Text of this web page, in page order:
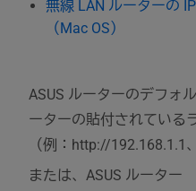
無線 LAN ルーターの
（Mac OS）
ASUS ルーターのデフォ
ーターの貼付されている
（例：http://192.168.1.1
または、ASUS ルーター